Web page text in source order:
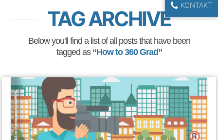
KONTAKT
TAG ARCHIVE
Below you'll find a list of all posts that have been
tagged as “How to 360 Grad”